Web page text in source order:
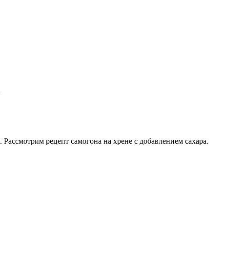
. Рассмотрим рецепт самогона на хрене с добавлением сахара.